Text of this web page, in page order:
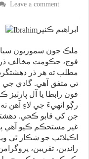
Leave a comment
ابراهيم ڪنڀر
ملڪ جون سموريون
فوج، حڪومت مخالف
مطلب ته هر ڌر
تي متفق آهي. گادي جي
فون رابطا يا آل
رڳو انهيءَ جي لاءِ
جن کي قابو ڪجي.
غير مستحڪم ڪيو آهي
اڪيلائپ جو شڪار ٿي
راندين، تقريبن،